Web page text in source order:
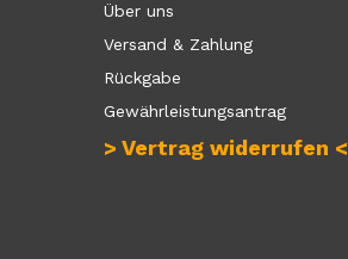
Über uns
Versand & Zahlung
Rückgabe
Gewährleistungsantrag
> Vertrag widerrufen <